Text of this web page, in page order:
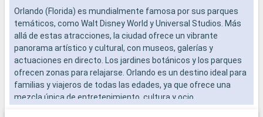
Orlando (Florida) es mundialmente famosa por sus parques
temáticos, como Walt Disney World y Universal Studios. Más
allá de estas atracciones, la ciudad ofrece un vibrante
panorama artístico y cultural, con museos, galerías y
actuaciones en directo. Los jardines botánicos y los parques
ofrecen zonas para relajarse. Orlando es un destino ideal para
familias y viajeros de todas las edades, ya que ofrece una
mezcla única de entretenimiento, cultura y ocio.